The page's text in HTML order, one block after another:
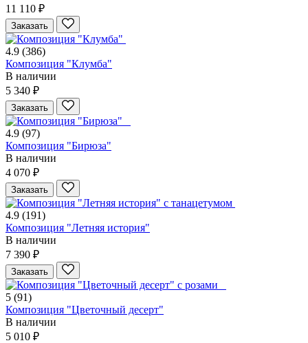
11 110 ₽
Заказать
4.9 (386)
Композиция "Клумба"
В наличии
5 340 ₽
Заказать
4.9 (97)
Композиция "Бирюза"
В наличии
4 070 ₽
Заказать
4.9 (191)
Композиция "Летняя история"
В наличии
7 390 ₽
Заказать
5 (91)
Композиция "Цветочный десерт"
В наличии
5 010 ₽